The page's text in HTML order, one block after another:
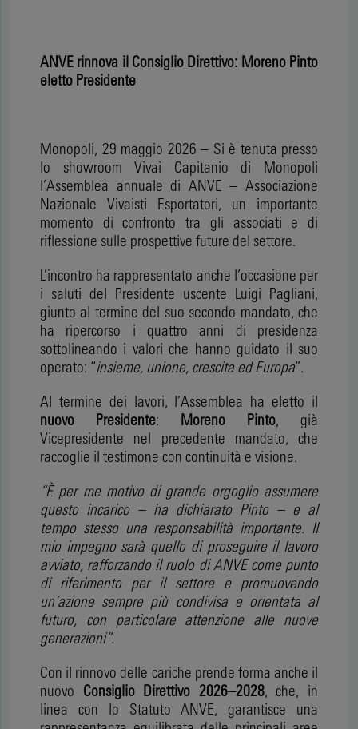
ANVE rinnova il Consiglio Direttivo: Moreno Pinto
eletto Presidente
Monopoli, 29 maggio 2026 – Si è tenuta presso
lo showroom Vivai Capitanio di Monopoli
l’Assemblea annuale di ANVE – Associazione
Nazionale Vivaisti Esportatori, un importante
momento di confronto tra gli associati e di
riflessione sulle prospettive future del settore.
L’incontro ha rappresentato anche l’occasione per
i saluti del Presidente uscente Luigi Pagliani,
giunto al termine del suo secondo mandato, che
ha ripercorso i quattro anni di presidenza
sottolineando i valori che hanno guidato il suo
operato: “insieme, unione, crescita ed Europa”.
Al termine dei lavori, l’Assemblea ha eletto il
nuovo Presidente: Moreno Pinto, già
Vicepresidente nel precedente mandato, che
raccoglie il testimone con continuità e visione.
“È per me motivo di grande orgoglio assumere
questo incarico – ha dichiarato Pinto – e al
tempo stesso una responsabilità importante. Il
mio impegno sarà quello di proseguire il lavoro
avviato, rafforzando il ruolo di ANVE come punto
di riferimento per il settore e promuovendo
un’azione sempre più condivisa e orientata al
futuro, con particolare attenzione alle nuove
generazioni”.
Con il rinnovo delle cariche prende forma anche il
nuovo Consiglio Direttivo 2026–2028, che, in
linea con lo Statuto ANVE, garantisce una